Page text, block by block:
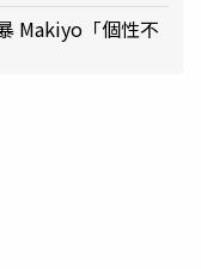
Makiyo「個性不